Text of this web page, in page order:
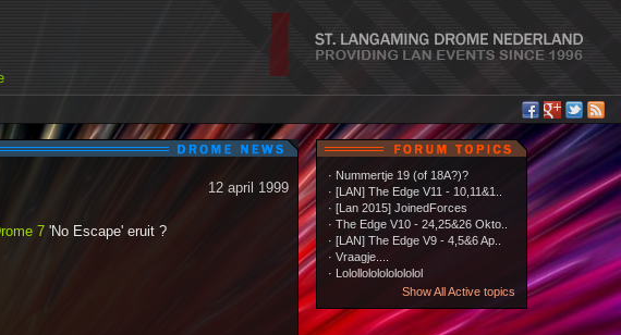
· Nummertje 19 (of 18A?)?
· [LAN] The Edge V11 - 10,11&1..
· [Lan 2015] JoinedForces
· The Edge V10 - 24,25&26 Okto..
· [LAN] The Edge V9 - 4,5&6 Ap..
· Vraagje....
· Lolollololololololol
Show All Active topics
12 april 1999
7 'No Escape' eruit ?